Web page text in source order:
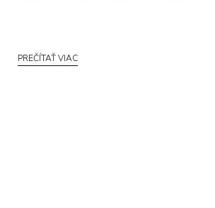
PREČÍTAŤ VIAC